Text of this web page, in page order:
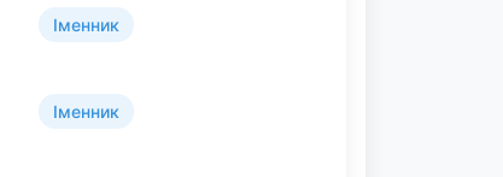
Іменник
Іменник